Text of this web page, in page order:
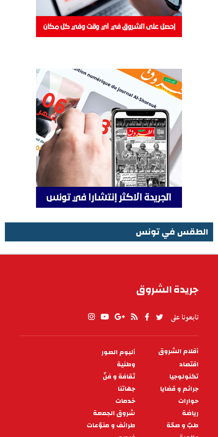
الطقس في تونس
جريدة الشروق
تابعونا على
PIED
DE
PAGE
أقلام الشروق
ألبوم الصور
اقتصاد
وطنية
تكنولوجيا
ثقافة و فنّ
جرائم و قضايا
جهاتنا
حوارات
خدمات
رياضة
شروق الجمعة
طبّ و صحّة
طرائف و منوّعات